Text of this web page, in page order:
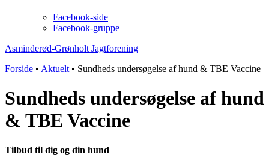
Facebook-side
Facebook-gruppe
Asminderød-Grønholt Jagtforening
Forside • Aktuelt • Sundheds undersøgelse af hund & TBE Vaccine
Sundheds undersøgelse af hund
& TBE Vaccine
Tilbud til dig og din hund